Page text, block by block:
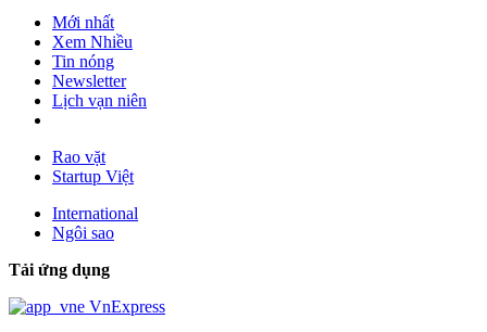
Mới nhất
Xem Nhiều
Tin nóng
Newsletter
Lịch vạn niên
Rao vặt
Startup Việt
International
Ngôi sao
Tải ứng dụng
VnExpress